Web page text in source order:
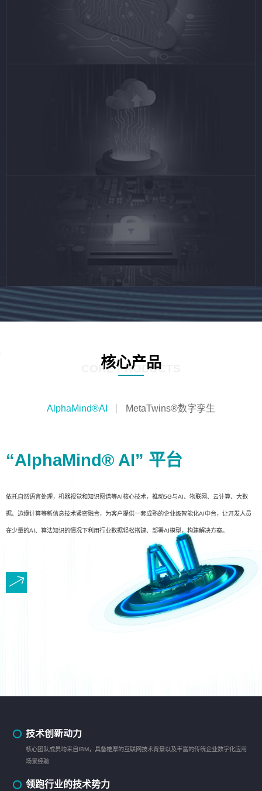
核心产品
CORE PRODUCTS
AlphaMind®AI MetaTwins®数字孪生
“AlphaMind® AI” 平台
依托自然语言处理，机器视觉和知识图谱等AI核心技术，推动5G与AI、物联网、云计算、大数
据、边缘计算等新信息技术紧密融合，为客户提供一套成熟的企业级智能化AI中台，让开发人员
在少量的AI、算法知识的情况下利用行业数据轻松搭建、部署AI模型，构建解决方案。
技术创新动力
核心团队成员均来自IBM，具备雄厚的互联网技术背景以及丰富的传统企业数字化应用
场景经验
领跑行业的技术势力